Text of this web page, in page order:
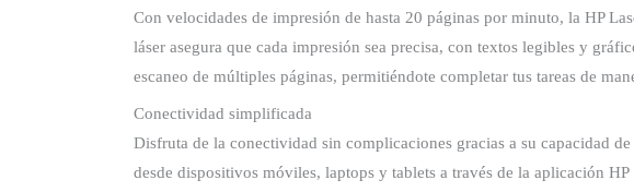
Con velocidades de impresión de hasta 20 páginas por minuto, la HP
láser asegura que cada impresión sea precisa, con textos legibles y
escaneo de múltiples páginas, permitiéndote completar tus tareas de
Conectividad simplificada
Disfruta de la conectividad sin complicaciones gracias a su capacidad
desde dispositivos móviles, laptops y tablets a través de la aplicación